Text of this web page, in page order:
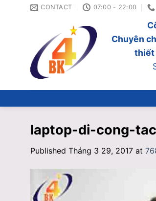
CONTACT 07:00 - 22:00
Chuyên
thiết
laptop-di-cong-
Published Tháng 3 29, 2017 at